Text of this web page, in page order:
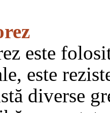
este
este
diverse